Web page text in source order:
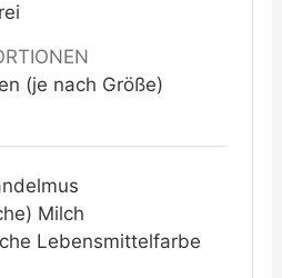
(je nach Größe)
Milch
Lebensmittelfarbe